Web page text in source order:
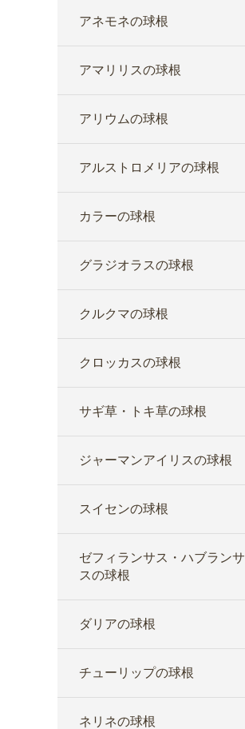
アネモネの球根
アマリリスの球根
アリウムの球根
アルストロメリアの球根
カラーの球根
グラジオラスの球根
クルクマの球根
クロッカスの球根
サギ草・トキ草の球根
ジャーマンアイリスの球根
スイセンの球根
ゼフィランサス・ハブランサ
スの球根
ダリアの球根
チューリップの球根
ネリネの球根